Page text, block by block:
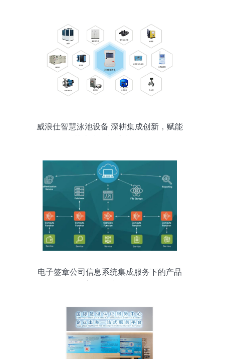
威浪仕智慧泳池设备 深耕集成创新，赋能
电子签章公司信息系统集成服务下的产品